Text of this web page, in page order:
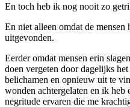
En toch heb ik nog nooit zo
En niet alleen omdat de
uitgevonden.
Eerder omdat mensen erin
doen vergeten door dagelijks
belichamen en opnieuw uit te
wonden achtergelaten en ik heb
negritude ervaren die me